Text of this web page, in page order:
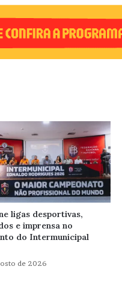
ligas desportivas,
e imprensa no
do Intermunicipal
de 2026